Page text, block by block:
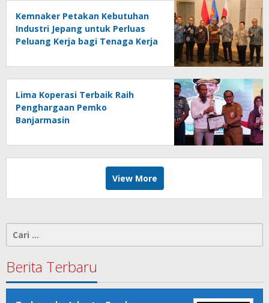
Kemnaker Petakan Kebutuhan
Industri Jepang untuk Perluas
Peluang Kerja bagi Tenaga Kerja
Lima Koperasi Terbaik Raih
Penghargaan Pemko
Banjarmasin
View More
untuk:
Berita Terbaru